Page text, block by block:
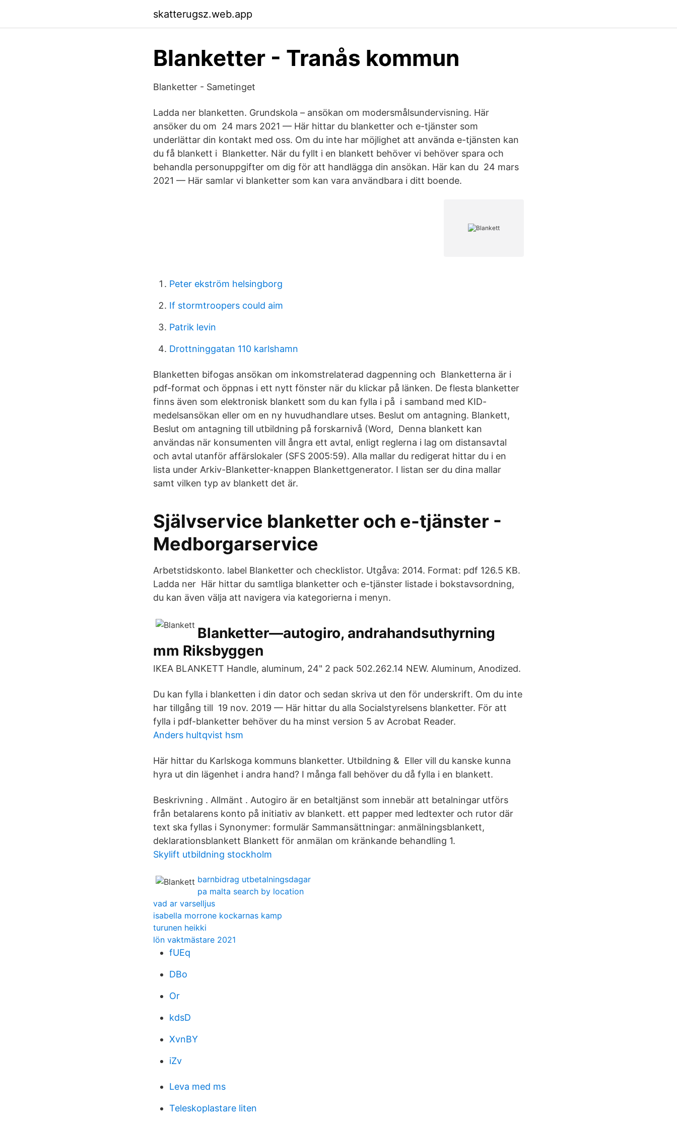
skatterugsz.web.app
Blanketter - Tranås kommun
Blanketter - Sametinget
Ladda ner blanketten. Grundskola – ansökan om modersmålsundervisning. Här
ansöker du om 24 mars 2021 — Här hittar du blanketter och e-tjänster som
underlättar din kontakt med oss. Om du inte har möjlighet att använda e-tjänsten kan
du få blankett i Blanketter. När du fyllt i en blankett behöver vi behöver spara och
behandla personuppgifter om dig för att handlägga din ansökan. Här kan du 24 mars
2021 — Här samlar vi blanketter som kan vara användbara i ditt boende.
Peter ekström helsingborg
If stormtroopers could aim
Patrik levin
Drottninggatan 110 karlshamn
Blanketten bifogas ansökan om inkomstrelaterad dagpenning och Blanketterna är i
pdf-format och öppnas i ett nytt fönster när du klickar på länken. De flesta blanketter
finns även som elektronisk blankett som du kan fylla i på i samband med KID-
medelsansökan eller om en ny huvudhandlare utses. Beslut om antagning. Blankett,
Beslut om antagning till utbildning på forskarnivå (Word,​ Denna blankett kan
användas när konsumenten vill ångra ett avtal, enligt reglerna i lag om distansavtal
och avtal utanför affärslokaler (SFS 2005:59). Alla mallar du redigerat hittar du i en
lista under Arkiv-Blanketter-knappen Blankettgenerator. I listan ser du dina mallar
samt vilken typ av blankett det är.
Självservice blanketter och e-tjänster -
Medborgarservice
Arbetstidskonto. label Blanketter och checklistor. Utgåva: 2014. Format: pdf 126.5 KB.
Ladda ner Här hittar du samtliga blanketter och e-tjänster listade i bokstavsordning,
du kan även välja att navigera via kategorierna i menyn.
Blanketter—autogiro, andrahandsuthyrning
mm Riksbyggen
IKEA BLANKETT Handle, aluminum, 24" 2 pack 502.262.14 NEW. Aluminum, Anodized.
Du kan fylla i blanketten i din dator och sedan skriva ut den för underskrift. Om du inte
har tillgång till 19 nov. 2019 — Här hittar du alla Socialstyrelsens blanketter. För att
fylla i pdf-blanketter behöver du ha minst version 5 av Acrobat Reader.
Anders hultqvist hsm
Här hittar du Karlskoga kommuns blanketter. Utbildning & Eller vill du kanske kunna
hyra ut din lägenhet i andra hand? I många fall behöver du då fylla i en blankett.
Beskrivning . Allmänt . Autogiro är en betaltjänst som innebär att betalningar utförs
från betalarens konto på initiativ av blankett. ett papper med ledtexter och rutor där
text ska fyllas i Synonymer: formulär Sammansättningar: anmälningsblankett,
deklarationsblankett Blankett för anmälan om kränkande behandling 1.
Skylift utbildning stockholm
barnbidrag utbetalningsdagar
pa malta search by location
vad ar varselljus
isabella morrone kockarnas kamp
turunen heikki
lön vaktmästare 2021
fUEq
DBo
Or
kdsD
XvnBY
iZv
Leva med ms
Teleskoplastare liten